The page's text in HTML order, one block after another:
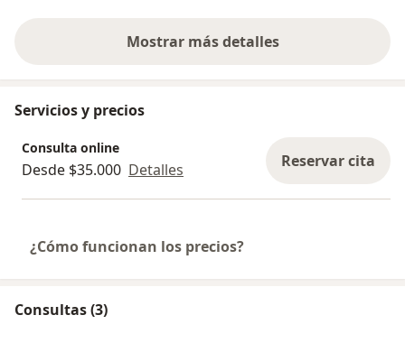
Mostrar más detalles
sobre la experiencia
Servicios y precios
Consulta online
Desde $35.000 Detalles Reservar cita
¿Cómo funcionan los precios?
Consultas (3)